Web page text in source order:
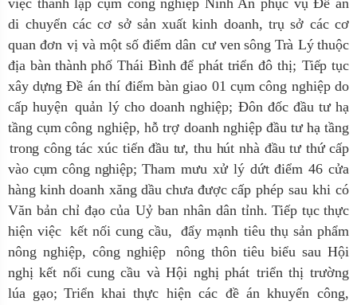
việc thành lập cụm công nghiệp Ninh An phục vụ Đề án
di chuyển các cơ sở sản xuất kinh doanh, trụ sở các cơ
quan đơn vị và một số điểm dân cư ven sông Trà Lý thuộc
địa bàn thành phố Thái Bình để phát triển đô thị; Tiếp tục
xây dựng Đề án thí điểm bàn giao 01 cụm công nghiệp do
cấp huyện quản lý cho doanh nghiệp;Đôn đốc đầu tư hạ
tầng cụm công nghiệp, hỗ trợ doanh nghiệp đầu tư hạ tầng
trong công tác xúc tiến đầu tư, thu hút nhà đầu tư thứ cấp
vào cụm công nghiệp;Tham mưu xử lý dứt điểm 46 cửa
hàng kinh doanh xăng dầu chưa được cấp phép sau khi có
Văn bản chỉ đạo của Uỷ ban nhân dân tỉnh. Tiếp tục thực
hiện việc kết nối cung cầu,
đẩy mạnh tiêu thụ sản phẩm
nông nghiệp, công nghiệp
nông thôn tiêu biểu sau Hội
nghị kết nối cung cầu và Hội nghị phát triển thị trường
lúa gạo; Triển khai thực hiện các đề án khuyến công,